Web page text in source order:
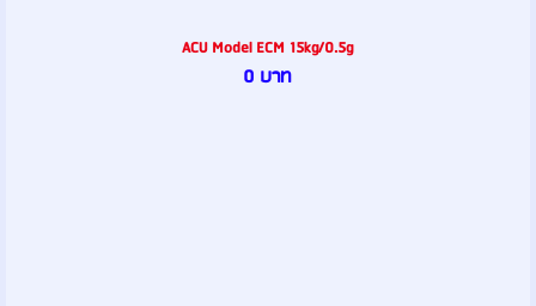
ACU Model ECM 15kg/0.5g
0 บาท